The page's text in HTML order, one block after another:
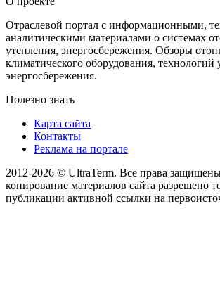
Отраслевой портал с информационными,
аналитическими материалами о системах
утепления, энергосбережения. Обзоры
климатического оборудования, технологий
энергосбережения.
Полезно знать
Карта сайта
Контакты
Реклама на портале
2012-2026 © UltraTerm. Все права
копирование материалов сайта разрешено
публикации активной ссылки на